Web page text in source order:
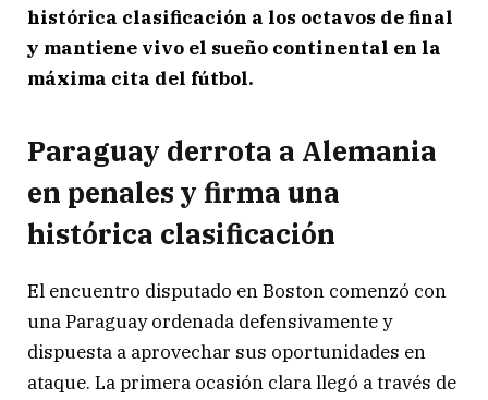
histórica clasificación a los octavos de final
y mantiene vivo el sueño continental en la
máxima cita del fútbol.
Paraguay derrota a Alemania
en penales y firma una
histórica clasificación
El encuentro disputado en Boston comenzó con
una Paraguay ordenada defensivamente y
dispuesta a aprovechar sus oportunidades en
ataque. La primera ocasión clara llegó a través de